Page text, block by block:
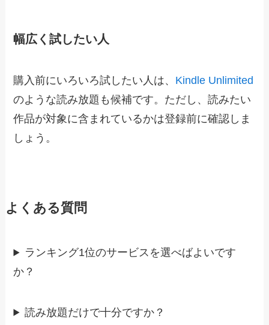
幅広く試したい人
購入前にいろいろ試したい人は、 Kindle Unlimited
のような読み放題も候補です。ただし、読みたい
作品が対象に含まれているかは登録前に確認しま
しょう。
よくある質問
ランキング1位のサービスを選べばよいです
か？
読み放題だけで十分ですか？